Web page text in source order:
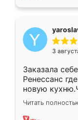
3
Заказала
Ренессанс
новую
вполне
два года,
Читать